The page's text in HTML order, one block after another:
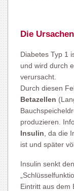
Die
Diabetes Typ 1
und wird durch
verursacht.
Durch diesen
Betazellen
produzieren.
Insulin , da die
ist und später
Insulin senkt
Eintritt aus dem